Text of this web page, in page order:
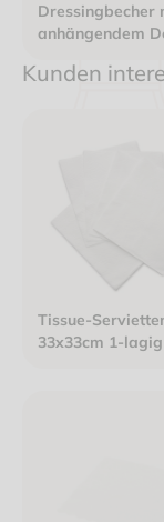
Dressingbecher
anhängendem
Höhe 47mm
Kunden
Tissue-
33x33cm 1-